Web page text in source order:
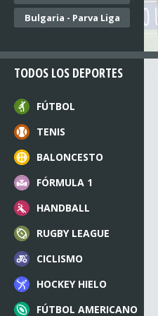
Bulgaria - Parva Liga
TODOS LOS DEPORTES
FÚTBOL
TENIS
BALONCESTO
FÓRMULA 1
HANDBALL
RUGBY LEAGUE
CICLISMO
HOCKEY HIELO
FÚTBOL AMERICANO